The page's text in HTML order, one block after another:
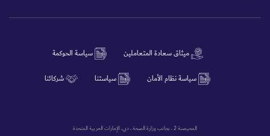
ميثاق سعادة المتعاملين سياسة الحوكمة
سياسة نظام الأمان سياستنا شركائنا
المحيصنة 2 ، بجانب وزارة الصحة ، دبي، الإمارات العربية المتحدة